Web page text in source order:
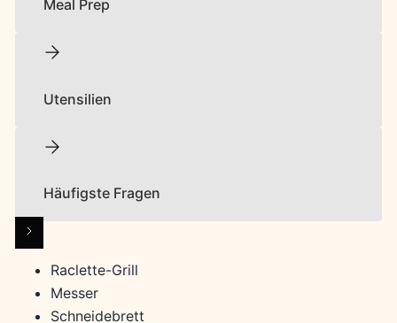
Meal Prep
Utensilien
Häufigste Fragen
Raclette-Grill
Messer
Schneidebrett